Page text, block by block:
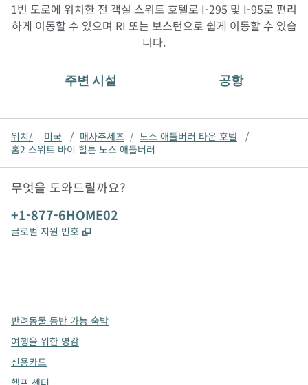
1번 도로에 위치한 전 객실 스위트 호텔로 I-295 및 I-95로 편리
하게 이동할 수 있으며 RI 또는 보스턴으로 쉽게 이동할 수 있습
니다.
주변 시설 공항
위치/ 미국 / 매사추세츠 / 노스 애틀버러 타운 호텔
/
홈2 스위트 바이 힐튼 노스 애틀버러
무엇을 도와드릴까요?
전화:
+1-877-6HOME02
글로벌 지원 번호 ,
반려동물 동반 가능 숙박
여행을 위한 영감
신용카드
헬프 센터